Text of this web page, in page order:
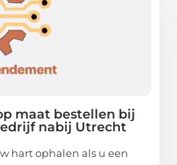
maat bestellen bij
nabij Utrecht
hart ophalen als u een